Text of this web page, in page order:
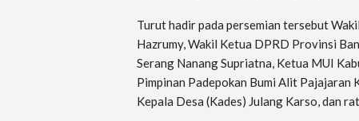
Turut hadir pada persemian tersebut
Hazrumy, Wakil Ketua DPRD Provinsi
Serang Nanang Supriatna, Ketua MUI
Pimpinan Padepokan Bumi Alit Pajajaran
Kepala Desa (Kades) Julang Karso, dan